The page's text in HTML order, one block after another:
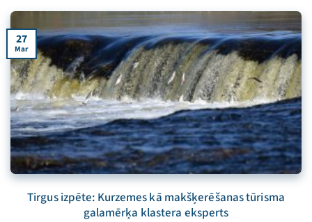
Tirgus izpēte: Kurzemes kā makšķerēšanas tūrisma
galamērķa klastera eksperts
27
Mar